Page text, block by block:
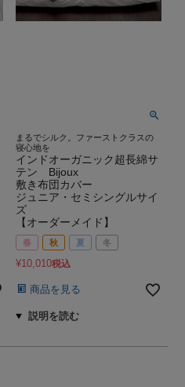
まるでシルク。ファーストクラスの
寝心地を
インドオーガニック超長綿サ
テン Bijoux
敷き布団カバー
ジュニア・セミシングルサイ
ズ
【オーダーメイド】
春 秋 夏 冬
¥10,010税込
商品を見る